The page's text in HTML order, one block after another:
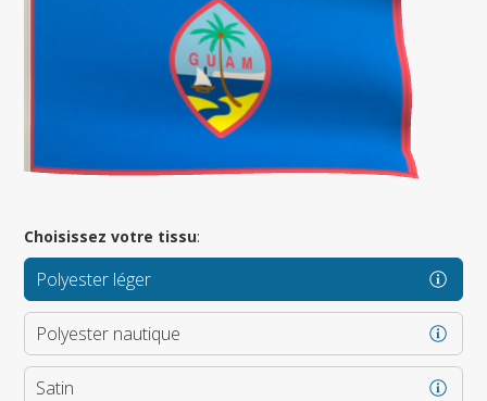
Choisissez votre tissu:
Polyester léger
Polyester nautique
Satin